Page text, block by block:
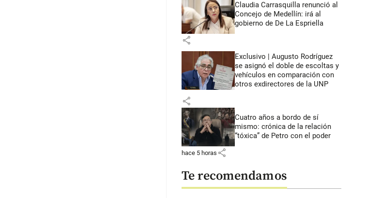
Claudia Carrasquilla renunció al
Concejo de Medellín: irá al
gobierno de De La Espriella
share
Exclusivo | Augusto Rodríguez
se asignó el doble de escoltas y
vehículos en comparación con
otros exdirectores de la UNP
share
Cuatro años a bordo de sí
mismo: crónica de la relación
“tóxica” de Petro con el poder
hace 5 horas share
Te recomendamos